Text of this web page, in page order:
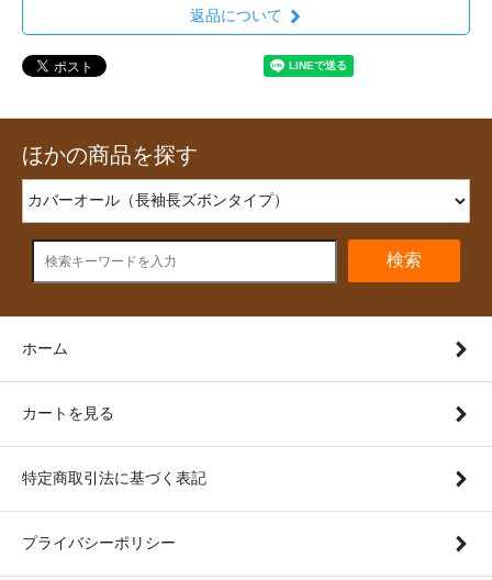
返品について
ほかの商品を探す
検索
ホーム
カートを見る
特定商取引法に基づく表記
プライバシーポリシー